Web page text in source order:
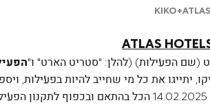
HOTEL
(שם הפעילות) (להלן: "סטריט הארט" ו"
יתייגו את כל מי שחייב להיות בפעילות,